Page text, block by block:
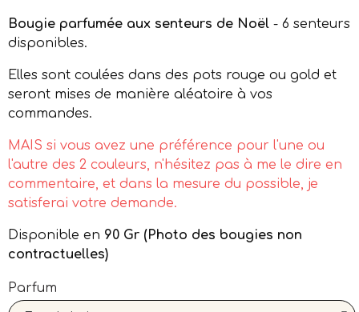
Bougie parfumée aux senteurs de Noël - 6 senteurs
disponibles.
Elles sont coulées dans des pots rouge ou gold et
seront mises de manière aléatoire à vos
commandes.
MAIS si vous avez une préférence pour l'une ou
l'autre des 2 couleurs, n'hésitez pas à me le dire en
commentaire, et dans la mesure du possible, je
satisferai votre demande.
Disponible en 90 Gr (Photo des bougies non
contractuelles)
Parfum